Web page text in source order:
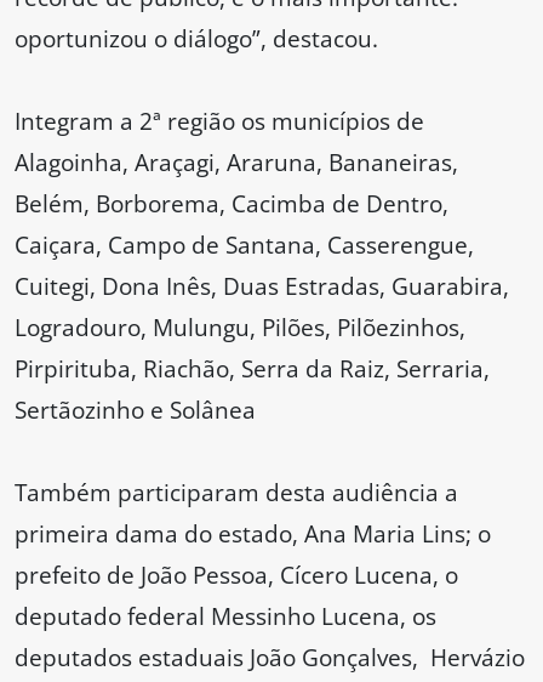
oportunizou o diálogo”, destacou.
Integram a 2ª região os municípios de
Alagoinha, Araçagi, Araruna, Bananeiras,
Belém, Borborema, Cacimba de Dentro,
Caiçara, Campo de Santana, Casserengue,
Cuitegi, Dona Inês, Duas Estradas, Guarabira,
Logradouro, Mulungu, Pilões, Pilõezinhos,
Pirpirituba, Riachão, Serra da Raiz, Serraria,
Sertãozinho e Solânea
Também participaram desta audiência a
primeira dama do estado, Ana Maria Lins; o
prefeito de João Pessoa, Cícero Lucena, o
deputado federal Messinho Lucena, os
deputados estaduais João Gonçalves, Hervázio